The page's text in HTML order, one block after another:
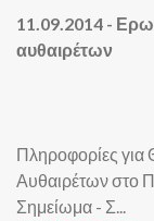
11.09.2014 -
αυθαιρέτων
Πληροφορίες
Αυθαιρέτων στο
Σημείωμα - Σ...